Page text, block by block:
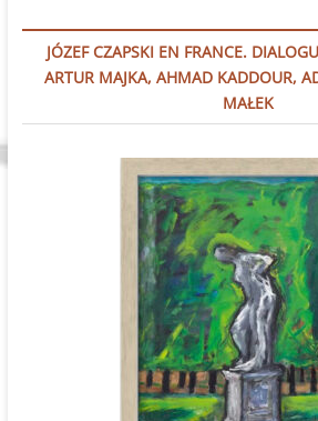
JÓZEF CZAPSKI EN FRANCE.
ARTUR MAJKA, AHMAD KADDOUR,
MAŁEK